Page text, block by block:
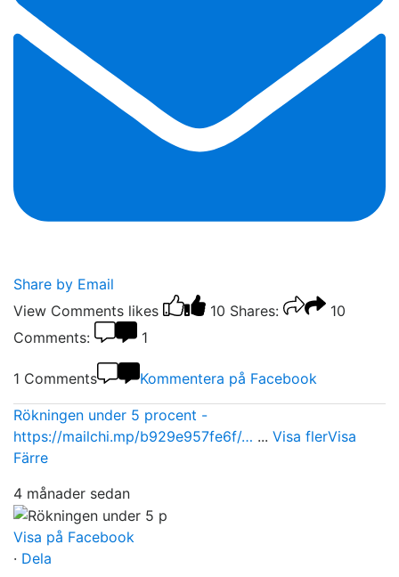
Share by Email
View Comments likes 10 Shares:
10
Comments:
1
1 Comments Kommentera på Facebook
Rökningen under 5 procent -
https://mailchi.mp/b929e957fe6f/… ... Visa flerVisa
Färre
4 månader sedan
Visa på Facebook
· Dela